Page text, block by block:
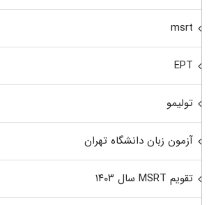
msrt
EPT
تولیمو
آزمون زبان دانشگاه تهران
تقویم MSRT سال ۱۴۰۳